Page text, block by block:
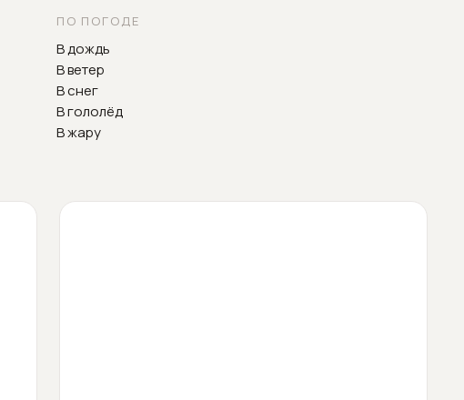
ПО ПОГОДЕ
В дождь
В ветер
В снег
В гололёд
В жару